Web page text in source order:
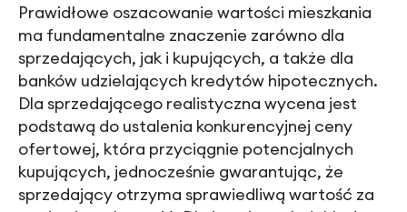
Prawidłowe oszacowanie wartości mieszkania
ma fundamentalne znaczenie zarówno dla
sprzedających, jak i kupujących, a także dla
banków udzielających kredytów hipotecznych.
Dla sprzedającego realistyczna wycena jest
podstawą do ustalenia konkurencyjnej ceny
ofertowej, która przyciągnie potencjalnych
kupujących, jednocześnie gwarantując, że
sprzedający otrzyma sprawiedliwą wartość za